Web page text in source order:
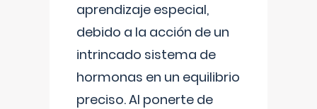
aprendizaje especial,
debido a la acción de un
intrincado sistema de
hormonas en un equilibrio
preciso. Al ponerte de